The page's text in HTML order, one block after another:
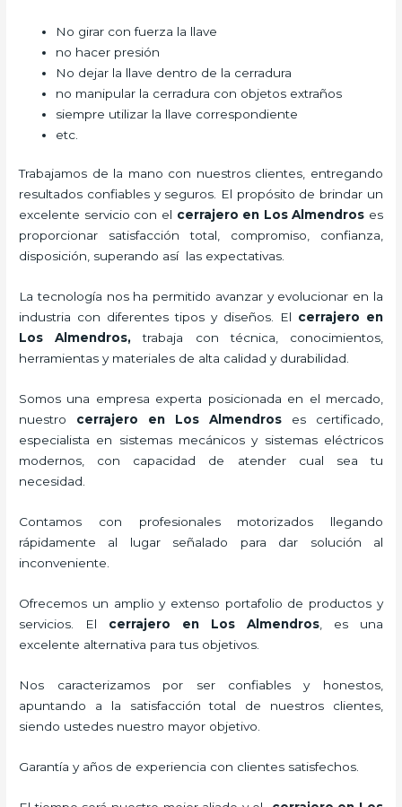
No girar con fuerza la llave
no hacer presión
No dejar la llave dentro de la cerradura
no manipular la cerradura con objetos extraños
siempre utilizar la llave correspondiente
etc.
Trabajamos de la mano con nuestros clientes, entregando
resultados confiables y seguros. El propósito de brindar un
excelente servicio con el cerrajero en Los Almendros es
proporcionar satisfacción total, compromiso, confianza,
disposición, superando así las expectativas.
La tecnología nos ha permitido avanzar y evolucionar en la
industria con diferentes tipos y diseños. El cerrajero en
Los Almendros,trabaja con técnica, conocimientos,
herramientas y materiales de alta calidad y durabilidad.
Somos una empresa experta posicionada en el mercado,
nuestro cerrajero en Los Almendroses certificado,
especialista en sistemas mecánicos y sistemas eléctricos
modernos, con capacidad de atender cual sea tu
necesidad.
Contamos con profesionales motorizados llegando
rápidamente al lugar señalado para dar solución al
inconveniente.
Ofrecemos un amplio y extenso portafolio de productos y
servicios. El cerrajero en Los Almendros , es una
excelente alternativa para tus objetivos.
Nos caracterizamos por ser confiables y honestos,
apuntando a la satisfacción total de nuestros clientes,
siendo ustedes nuestro mayor objetivo.
Garantía y años de experiencia con clientes satisfechos.